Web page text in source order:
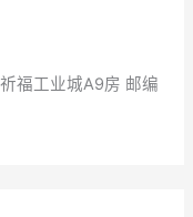
福工业城A9房 邮编